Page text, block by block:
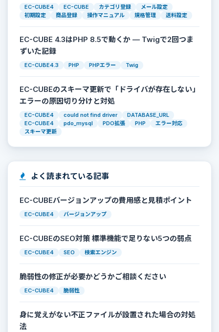
EC-CUBE4 EC-CUBE カテゴリ登録
メール設定
初期設定
商品登録 操作マニュアル 規格管理 送料設定
EC-CUBE 4.3はPHP 8.5で動くか — Twigで2回つま
ずいた記録
EC-CUBE4.3 PHP PHPエラー Twig
EC-CUBEのスキーマ更新で「ドライバが存在しない」
エラーの原因切り分けと対処
EC-CUBE4 could not find driver
DATABASE_URL
EC-CUBE4
pdo_mysql PDO拡張 PHP
エラー対応
スキーマ更新
よく読まれている記事
EC-CUBEバージョンアップの費用感と見積ポイント
EC-CUBE4 バージョンアップ
EC-CUBEのSEO対策 標準機能で足りない5つの弱点
EC-CUBE4 SEO 検索エンジン
脆弱性の修正が必要かどうかご相談ください
EC-CUBE4 脆弱性
身に覚えがない不正ファイルが設置された場合の対処
法